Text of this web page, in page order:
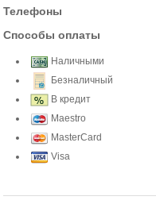
Телефоны
Способы оплаты
Наличными
Безналичный
В кредит
Maestro
MasterCard
Visa